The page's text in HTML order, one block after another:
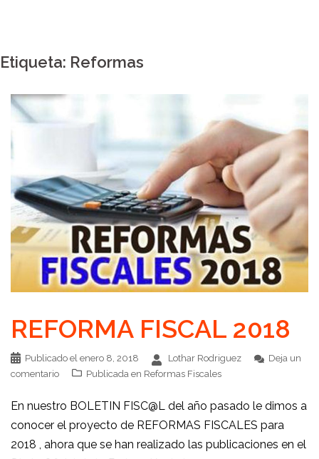
Etiqueta: Reformas
REFORMA FISCAL 2018
Publicado el enero 8, 2018 Lothar Rodriguez
Deja un
comentario
Publicada en Reformas Fiscales
En nuestro BOLETIN FISC@L del año pasado le dimos a
conocer el proyecto de REFORMAS FISCALES para
2018 , ahora que se han realizado las publicaciones en el